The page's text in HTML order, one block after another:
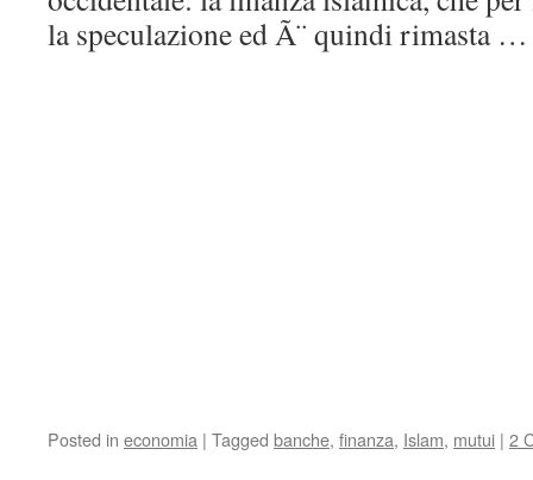
la speculazione ed Ã¨ quindi rimasta
Posted in economia | Tagged banche, finanza, Islam, mutui | 2